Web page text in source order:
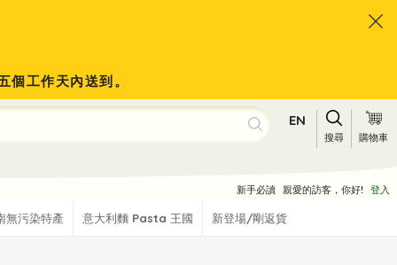
工作天內送到。
EN
搜尋 購物車
新手必讀 親愛的訪客，你好! 登入
無污染特產 意大利麵 Pasta 王國 新登場/剛返貨